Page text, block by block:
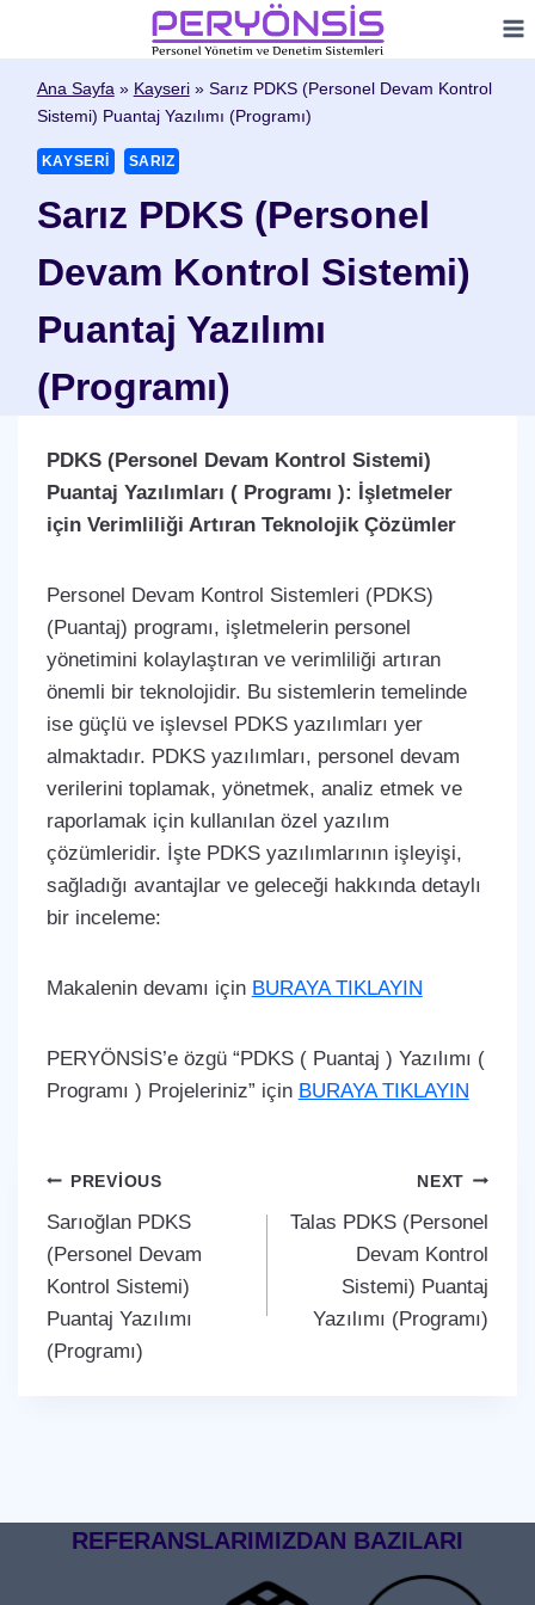
contentAna Sayfa» Kayseri» Sarız PDKS (Personel Devam Kontrol
Sistemi) Puantaj Yazılımı (Programı)
KAYSERI SARIZ
Sarız PDKS (Personel
Devam Kontrol Sistemi)
Puantaj Yazılımı
(Programı)
PDKS (Personel Devam Kontrol Sistemi)
Puantaj Yazılımları ( Programı ): İşletmeler
için Verimliliği Artıran Teknolojik Çözümler
Personel Devam Kontrol Sistemleri (PDKS)
(Puantaj) programı, işletmelerin personel
yönetimini kolaylaştıran ve verimliliği artıran
önemli bir teknolojidir. Bu sistemlerin temelinde
ise güçlü ve işlevsel PDKS yazılımları yer
almaktadır. PDKS yazılımları, personel devam
verilerini toplamak, yönetmek, analiz etmek ve
raporlamak için kullanılan özel yazılım
çözümleridir. İşte PDKS yazılımlarının işleyişi,
sağladığı avantajlar ve geleceği hakkında detaylı
bir inceleme:
Makalenin devamı için BURAYA TIKLAYIN
PERYÖNSİS’e özgü “PDKS ( Puantaj ) Yazılımı (
Programı ) Projeleriniz” için BURAYA TIKLAYIN
Yazı
gezinmesi
PREVIOUS
Sarıoğlan PDKS
(Personel Devam
Kontrol Sistemi)
Puantaj Yazılımı
(Programı)
NEXT
Talas PDKS (Personel
Devam Kontrol
Sistemi) Puantaj
Yazılımı (Programı)
REFERANSLARIMIZDAN BAZILARI